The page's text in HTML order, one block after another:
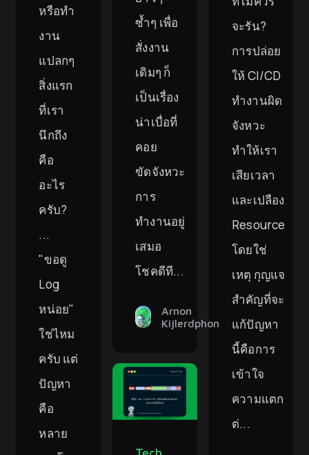
จะรัน?
การปล่อย
ให้ CI/CD
ทำงานผิด
จังหวะ
ทำให้เรา
เสียเวลา
และเปลือง
Resource
โดยใช่
เหตุ กุญแจ
สำคัญที่จะ
แก้ปัญหา
นี้คือการ
เข้าใจ
ความแตก
ต่...
หรือทำ
งาน
แปลกๆ
สิ่งแรก
ที่เรา
นึกถึง
คือ
อะไร
ครับ?
...
"ขอดู
Log
หน่อย"
ใช่ไหม
ครับ แต่
ปัญหา
คือ
หลาย
ซ้ำๆ เพื่อ
สั่งงาน
เดิมๆ ก็
เป็นเรื่อง
น่าเบื่อที่
คอย
ขัดจังหวะ
การ
ทำงานอยู่
เสมอ
โชคดีที...
Arnon
Kijlerdphon